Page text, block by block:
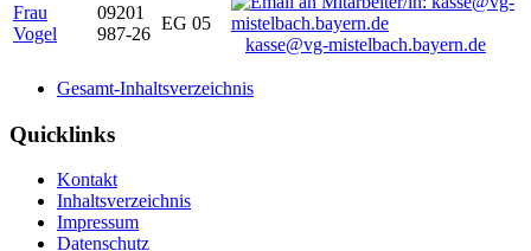
Frau
Vogel
09201
987-26
EG 05
kasse@vg-mistelbach.bayern.de
Gesamt-Inhaltsverzeichnis
Quicklinks
Kontakt
Inhaltsverzeichnis
Impressum
Datenschutz